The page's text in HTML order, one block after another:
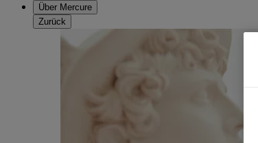
Über Mercure
Zurück